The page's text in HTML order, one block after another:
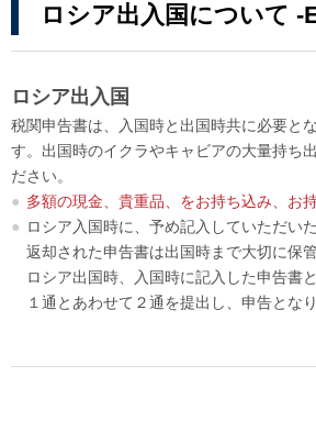
ロシア出入国について
ロシア出入国
税関申告書は、入国時と出国時共に必要と
す。出国時のイクラやキャビアの大量持ち
ださい。
● 多額の現金、貴重品、をお持ち込み、お
● ロシア入国時に、予め記入していただい
返却された申告書は出国時まで大切に保
ロシア出国時、入国時に記入した申告書
１通とあわせて２通を提出し、申告となり